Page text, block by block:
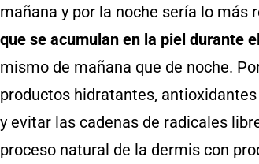
mañana y por la noche sería lo más
que se acumulan en la piel durante
mismo de mañana que de noche.
productos hidratantes,
y evitar las cadenas de radicales
proceso natural de la dermis con